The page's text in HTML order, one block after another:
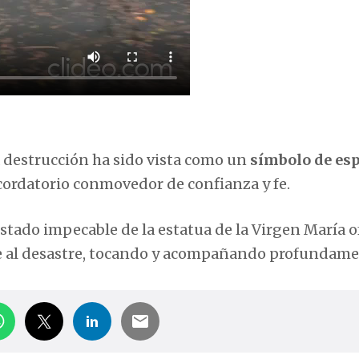
ha sido vista como un símbolo de
conmovedor de confianza y fe.
impecable de la estatua de la Virgen María
desastre, tocando y acompañando